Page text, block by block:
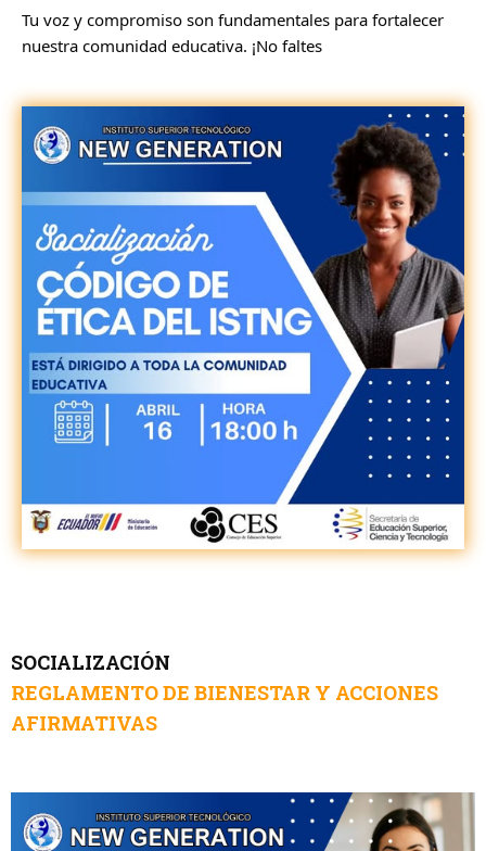
Tu voz y compromiso son fundamentales para fortalecer
nuestra comunidad educativa. ¡No faltes
SOCIALIZACIÓN
REGLAMENTO DE BIENESTAR Y ACCIONES
AFIRMATIVAS